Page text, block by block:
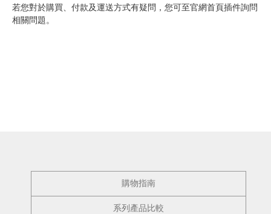
若您對於購買、付款及運送方式有疑問，您可至官網首頁插件詢問
相關問題。
購物指南
系列產品比較